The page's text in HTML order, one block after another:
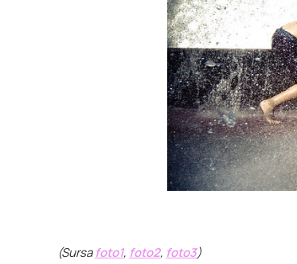
(Sursafoto1, foto2, foto3)